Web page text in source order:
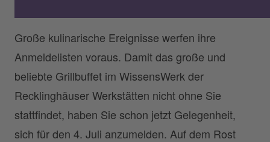
Große kulinarische Ereignisse werfen ihre
Anmeldelisten voraus. Damit das große und
beliebte Grillbuffet im WissensWerk der
Recklinghäuser Werkstätten nicht ohne Sie
stattfindet, haben Sie schon jetzt Gelegenheit,
sich für den 4. Juli anzumelden. Auf dem Rost